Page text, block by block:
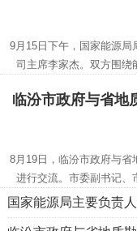
9月15日下午，国家能源
司主席李家杰。双方围绕
临汾市政府与省地
8月19日，临汾市政府与
进行交流。市委副书记、
国家能源局主要负责